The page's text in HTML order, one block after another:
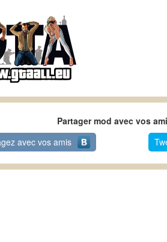
Partager mod avec vos
avec vos amis